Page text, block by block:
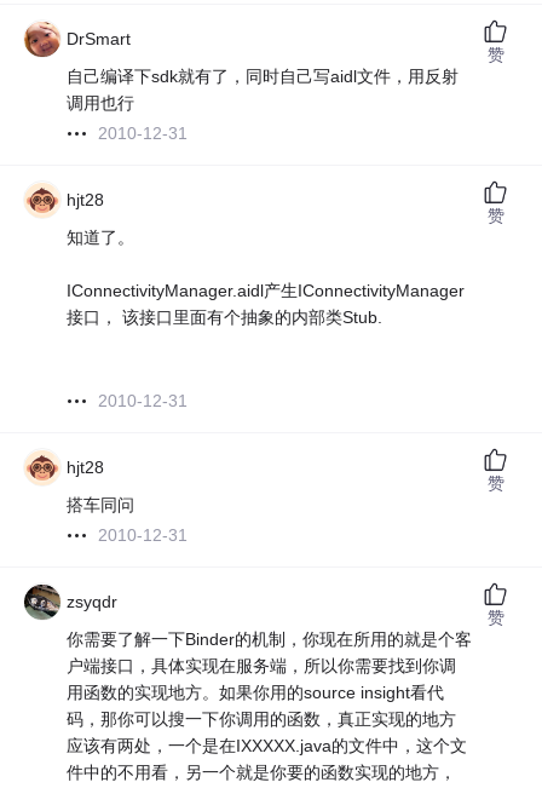
DrSmart
自己编译下sdk就有了，同时自己写aidl文件，用反射
调用也行
2010-12-31
赞
hjt28
知道了。
IConnectivityManager.aidl产生IConnectivityManager
接口， 该接口里面有个抽象的内部类Stub.
2010-12-31
赞
hjt28
搭车同问
2010-12-31
赞
zsyqdr
你需要了解一下Binder的机制，你现在所用的就是个客
户端接口，具体实现在服务端，所以你需要找到你调
用函数的实现地方。如果你用的source insight看代
码，那你可以搜一下你调用的函数，真正实现的地方
应该有两处，一个是在IXXXXX.java的文件中，这个文
件中的不用看，另一个就是你要的函数实现的地方，
赞